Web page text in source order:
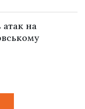
атак на